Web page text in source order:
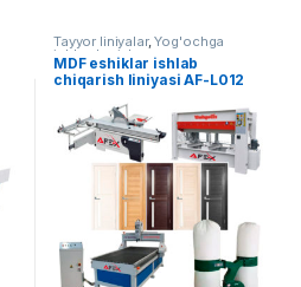
Tayyor liniyalar,Yog'ochga
ishlov berish
MDF eshiklar ishlab
chiqarish liniyasi AF-L012